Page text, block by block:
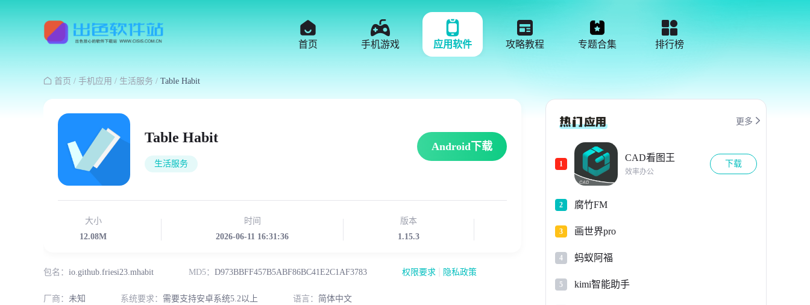
首页 手机游戏 应用软件 攻略教程 专题合集 排行榜
 首页 / 手机应用 / 生活服务 / Table Habit
Table Habit
生活服务
Android下载
大小
12.08M
时间
2026-06-11 16:31:36
版本
1.15.3
包名： io.github.friesi23.mhabit MD5： D973BBFF457B5ABF86BC41E2C1AF3783 权限要求 隐私政策
厂商： 未知 系统要求： 需要支持安卓系统5.2以上 语言： 简体中文
更多 
1
CAD看图王
效率办公
下载
2 腐竹FM
3 画世界pro
4 蚂蚁阿福
5 kimi智能助手